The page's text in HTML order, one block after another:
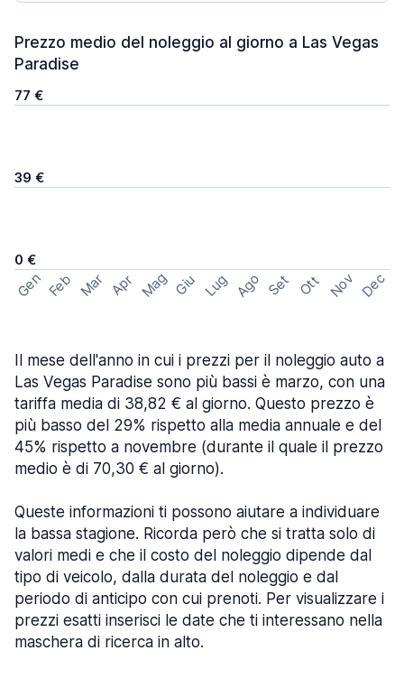
Prezzo medio del noleggio al giorno a Las Vegas
Paradise
77 €
39 €
0 €
Gen Feb Mar Apr Mag Giu Lug Ago Set Ott Nov Dec
Il mese dell'anno in cui i prezzi per il noleggio auto a
Las Vegas Paradise sono più bassi è marzo, con una
tariffa media di 38,82 € al giorno. Questo prezzo è
più basso del 29% rispetto alla media annuale e del
45% rispetto a novembre (durante il quale il prezzo
medio è di 70,30 € al giorno).
Queste informazioni ti possono aiutare a individuare
la bassa stagione. Ricorda però che si tratta solo di
valori medi e che il costo del noleggio dipende dal
tipo di veicolo, dalla durata del noleggio e dal
periodo di anticipo con cui prenoti. Per visualizzare i
prezzi esatti inserisci le date che ti interessano nella
maschera di ricerca in alto.